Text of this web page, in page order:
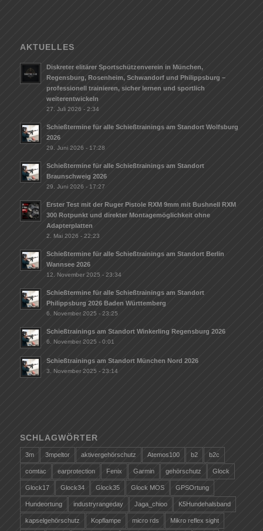
AKTUELLES
Diskreter elitärer Sportschützenverein in München,
Regensburg, Rosenheim, Schwandorf und Philippsburg –
professionell trainieren, sicher lernen und sportlich
weiterentwickeln
27. Juli 2026 - 2:34
Schießtermine für alle Schießtrainings am Standort Wolfsburg
2026
29. Juni 2026 - 17:28
Schießtermine für alle Schießtrainings am Standort
Braunschweig 2026
29. Juni 2026 - 17:27
Erster Test mit der Ruger Pistole RXM 9mm mit Bushnell RXM
300 Rotpunkt und direkter Montagemöglichkeit ohne
Adapterplatten
2. Mai 2026 - 22:23
Schießtermine für alle Schießtrainings am Standort Berlin
Wannsee 2026
12. November 2025 - 23:34
Schießtermine für alle Schießtrainings am Standort
Philippsburg 2026 Baden Württemberg
6. November 2025 - 23:25
Schießtrainings am Standort Winkerling Regensburg 2026
6. November 2025 - 0:01
Schießtrainings am Standort München Nord 2026
3. November 2025 - 23:14
SCHLAGWÖRTER
3m 3mpeltor aktivergehörschutz Atemos100 b2 b2c
comtac earprotection Fenix Garmin gehörschutz Glock
Glock17 Glock34 Glock35 Glock MOS GPSOrtung
Hundeortung industryrangeday Jaga_chioo K5Hundehalsband
kapselgehörschutz Kopflampe micro rds Mikro reflex sight